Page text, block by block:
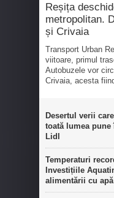
Reșița
metropolitan.
și Crivaia
Transport Urban
viitoare, primul
Autobuzele vor
Crivaia, acesta
Desertul verii
toată lumea
Lidl
Temperaturi
Investițiile
alimentării cu